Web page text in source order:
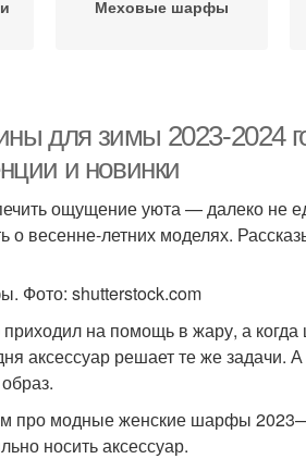
Меховые шарфы
шарфов
Резинка для детского
шарфа
Шарф с пальто
для зимы 2023-
и новинки
ощущение уюта — далеко не
о весенне-летних моделях.
Фото: shutterstock.com
на помощь в жару, а когда
аксессуар решает те же задачи.
про модные женские шарфы
носить аксессуар.